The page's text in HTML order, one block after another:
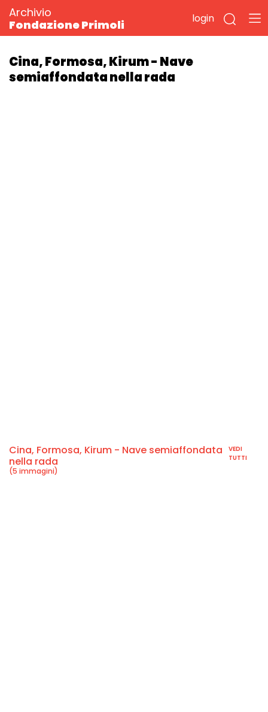
Archivio
Fondazione Primoli
login
Cina, Formosa, Kirum - Nave
semiaffondata nella rada
Cina, Formosa, Kirum - Nave semiaffondata
nella rada
(5 immagini)
VEDI
TUTTI